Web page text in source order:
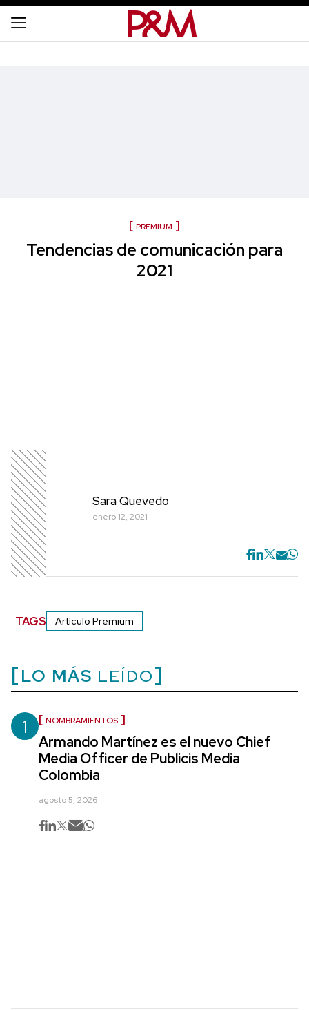
PREMIUM
Tendencias de comunicación para
2021
Sara Quevedo
enero 12, 2021
TAGS Artículo Premium
LO MÁS LEÍDO
1 NOMBRAMIENTOS
Armando Martínez es el nuevo Chief
Media Officer de Publicis Media
Colombia
agosto 5, 2026